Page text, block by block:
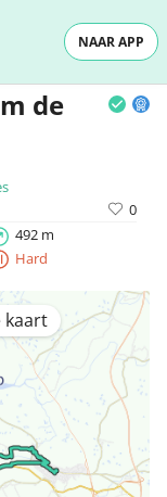
NAAR APP
de
0
492 m
Hard
kaart